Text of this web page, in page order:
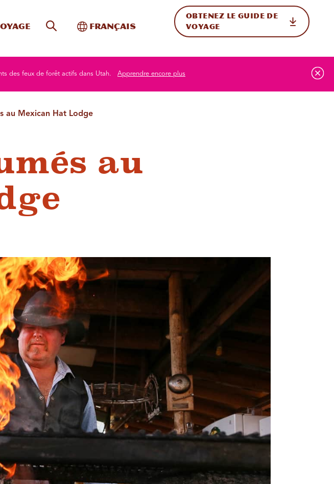
Recherche sur le site
Basculer vers l'international
Français
OBTENEZ LE GUIDE DE
VOYAGE
des feux de forêt actifs dans Utah. Apprendre encore plus
au Mexican Hat Lodge
au